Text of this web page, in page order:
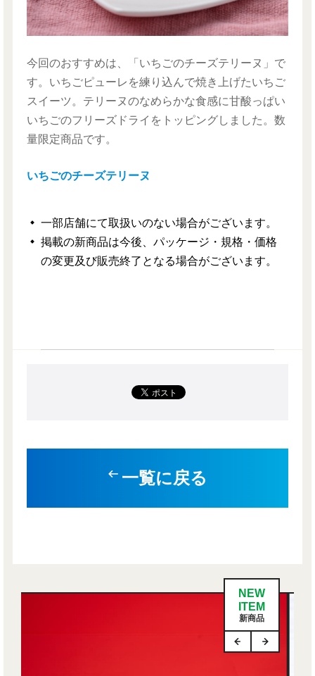
今回のおすすめは、「いちごのチーズテリーヌ」で
す。いちごピューレを練り込んで焼き上げたいちご
スイーツ。テリーヌのなめらかな食感に甘酸っぱい
いちごのフリーズドライをトッピングしました。数
量限定商品です。
いちごのチーズテリーヌ
一部店舗にて取扱いのない場合がございます。
掲載の新商品は今後、パッケージ・規格・価格
の変更及び販売終了となる場合がございます。
一覧に戻る
NEW
ITEM
新商品